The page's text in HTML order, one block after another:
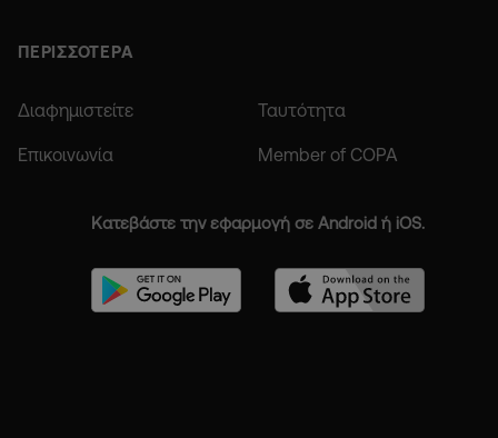
ΠΕΡΙΣΣΟΤΕΡΑ
Διαφημιστείτε Ταυτότητα
Επικοινωνία Member of COPA
Κατεβάστε την εφαρμογή σε Android ή iOS.